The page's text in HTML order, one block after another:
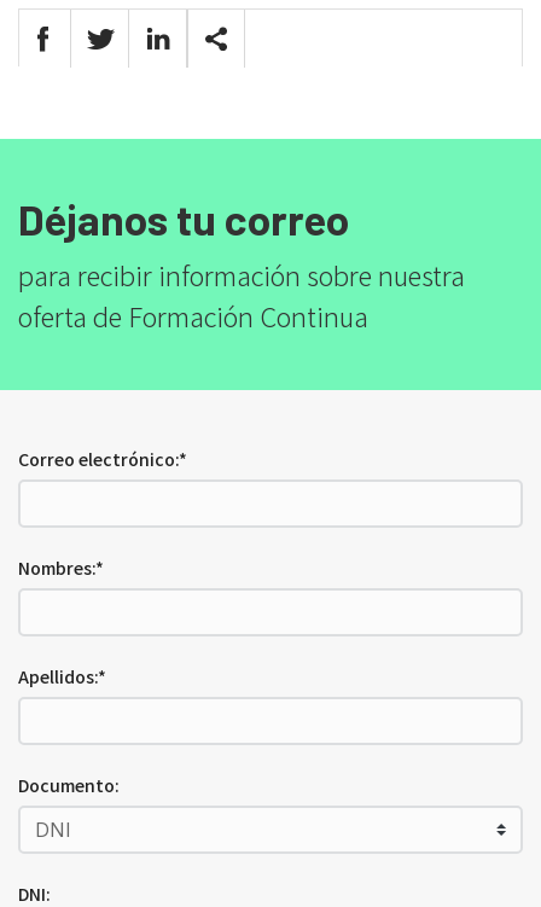
Déjanos tu correo
para recibir información sobre nuestra
oferta de Formación Continua
Correo electrónico:*
Nombres:*
Apellidos:*
Documento:
DNI: